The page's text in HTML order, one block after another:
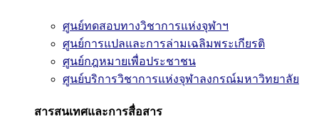
ศูนย์ทดสอบทางวิชาการแห่งจุฬาฯ
ศูนย์การแปลและการล่ามเฉลิมพระเกียรติ
ศูนย์กฎหมายเพื่อประชาชน
ศูนย์บริการวิชาการแห่งจุฬาลงกรณ์มหาวิทยาลัย
สารสนเทศและการสื่อสาร